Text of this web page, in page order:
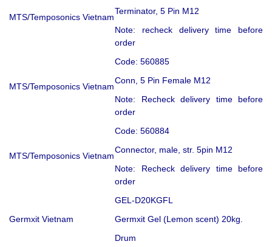
MTS/Temposonics Vietnam
Terminator, 5 Pin M12
Note: recheck delivery time before
order
MTS/Temposonics Vietnam
Code: 560885
Conn, 5 Pin Female M12
Note: Recheck delivery time before
order
MTS/Temposonics Vietnam
Code: 560884
Connector, male, str. 5pin M12
Note: Recheck delivery time before
order
Germxit Vietnam
GEL-D20KGFL
Germxit Gel (Lemon scent) 20kg.
Drum